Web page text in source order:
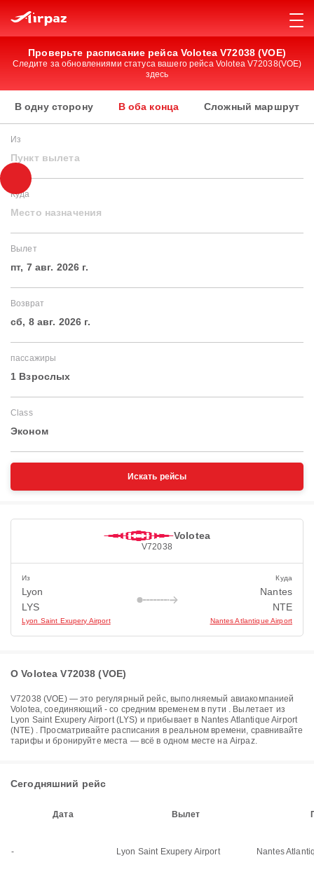
Проверьте расписание рейса Volotea V72038 (VOE)
Следите за обновлениями статуса вашего рейса Volotea V72038(VOE)
здесь
В одну сторону В оба конца Сложный маршрут
Из
Пункт вылета
Куда
Место назначения
Вылет
пт, 7 авг. 2026 г.
Возврат
сб, 8 авг. 2026 г.
пассажиры
1 Взрослых
Class
Эконом
Искать рейсы
Volotea
V72038
Из
Lyon
LYS
Lyon Saint Exupery Airport
Куда
Nantes
NTE
Nantes Atlantique Airport
О Volotea V72038 (VOE)
V72038 (VOE) — это регулярный рейс, выполняемый авиакомпанией
Volotea, соединяющий -со средним временем в пути . Вылетает из
Lyon Saint Exupery Airport (LYS) и прибывает в Nantes Atlantique Airport
(NTE) . Просматривайте расписания в реальном времени, сравнивайте
тарифы и бронируйте места — всё в одном месте на Airpaz.
Сегодняшний рейс
Дата Вылет
- Lyon Saint Exupery Airport Nantes